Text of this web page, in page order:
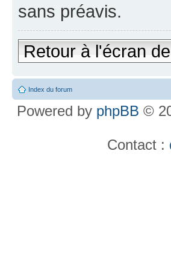
sans préavis.
Retour à l'écran
Index du forum
Powered by phpBB ©
Contact :